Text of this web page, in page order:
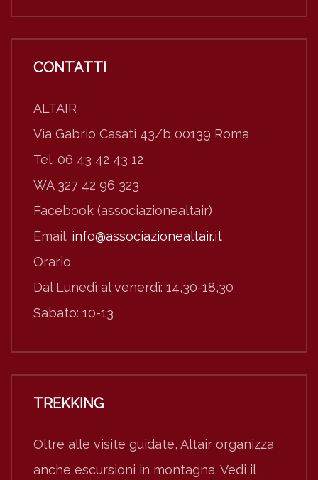
CONTATTI
ALTAIR
Via Gabrio Casati 43/b 00139 Roma
Tel. 06 43 42 43 12
WA 327 42 96 323
Facebook (associazionealtair)
Email: info@associazionealtair.it
Orario
Dal Lunedì al venerdì: 14,30-18,30
Sabato: 10-13
TREKKING
Oltre alle visite guidate, Altair organizza
anche escursioni in montagna. Vedi il